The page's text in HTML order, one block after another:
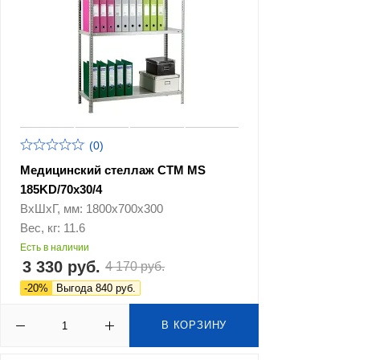
(0)
Медицинский стеллаж СТМ MS
185KD/70х30/4
ВхШхГ, мм: 1800х700х300
Вес, кг: 11.6
Есть в наличии
3 330 руб. 4 170 руб.
-20% Выгода 840 руб.
В КОРЗИНУ